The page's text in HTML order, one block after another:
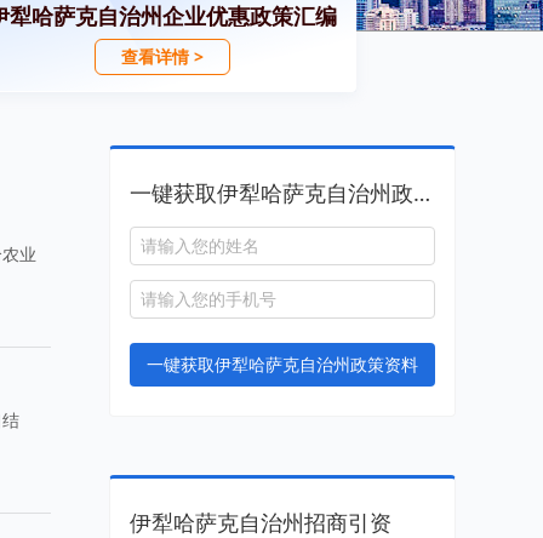
犁哈萨克自治州企业优惠政策汇编
查看详情 >
业
一键获取伊犁哈萨克自治州政策资料
一键获取伊犁哈萨克自治州政策资料
伊犁哈萨克自治州招商引资